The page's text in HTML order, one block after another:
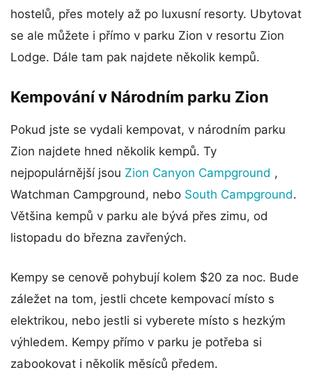
hostelů, přes motely až po luxusní resorty. Ubytovat
se ale můžete i přímo v parku Zion v resortu Zion
Lodge. Dále tam pak najdete několik kempů.
Kempování v Národním parku Zion
Pokud jste se vydali kempovat, v národním parku
Zion najdete hned několik kempů. Ty
nejpopulárnější jsou Zion Canyon Campground ,
Watchman Campground, nebo South Campground.
Většina kempů v parku ale bývá přes zimu, od
listopadu do března zavřených.
Kempy se cenově pohybují kolem $20 za noc. Bude
záležet na tom, jestli chcete kempovací místo s
elektrikou, nebo jestli si vyberete místo s hezkým
výhledem. Kempy přímo v parku je potřeba si
zabookovat i několik měsíců předem.